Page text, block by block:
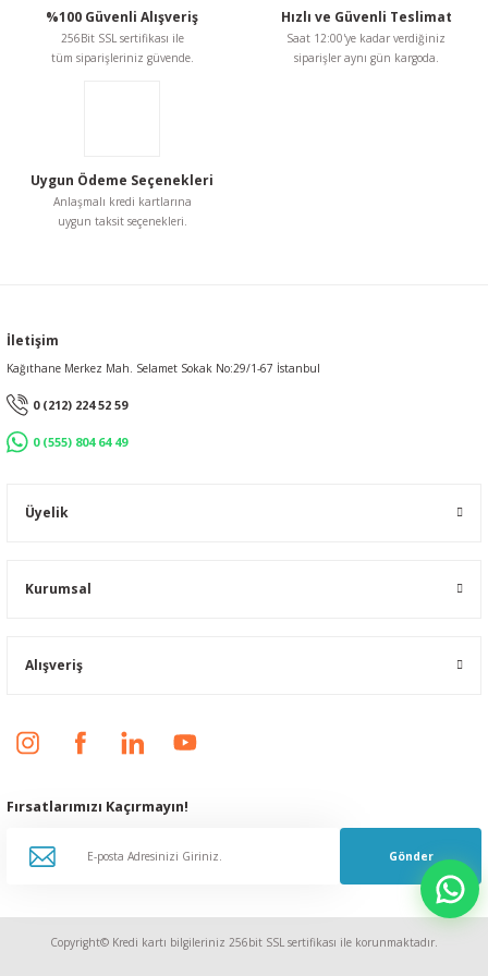
Bu ürüne benzer farklı alternatifler olmalı.
44.468,18 TL
%100 Güvenli Alışveriş
256Bit SSL sertifikası ile
tüm siparişleriniz güvende.
Hızlı ve Güvenli Teslimat
Saat 12:00'ye kadar verdiğiniz
siparişler aynı gün kargoda.
Uygun Ödeme Seçenekleri
Anlaşmalı kredi kartlarına
uygun taksit seçenekleri.
İletişim
Kağıthane Merkez Mah. Selamet Sokak No:29/1-67 İstanbul
0 (212) 224 52 59
0 (555) 804 64 49
Üyelik
Kurumsal
Alışveriş
Fırsatlarımızı Kaçırmayın!
Gönder
Copyright© Kredi kartı bilgileriniz 256bit SSL sertifikası ile korunmaktadır.